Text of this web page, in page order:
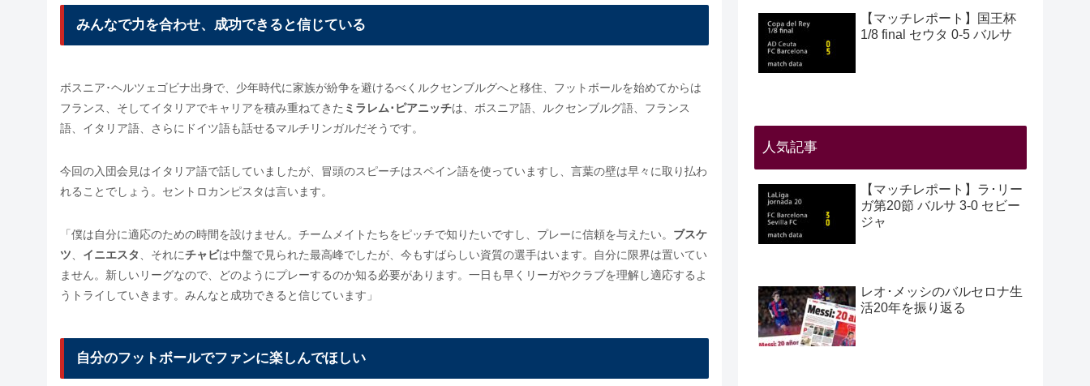
みんなで力を合わせ、成功できると信じている
ボスニア･ヘルツェゴビナ出身で、少年時代に家族が紛争を避けるべくルクセンブルグへと移住、フットボールを始めてからは
フランス、そしてイタリアでキャリアを積み重ねてきた ミラレム･ピアニッチは、ボスニア語、ルクセンブルグ語、フランス
語、イタリア語、さらにドイツ語も話せるマルチリンガルだそうです。
今回の入団会見はイタリア語で話していましたが、冒頭のスピーチはスペイン語を使っていますし、言葉の壁は早々に取り払わ
れることでしょう。セントロカンピスタは言います。
「僕は自分に適応のための時間を設けません。チームメイトたちをピッチで知りたいですし、プレーに信頼を与えたい。 ブスケ
ツ
イニエスタ 、それにチャビは中盤で見られた最高峰でしたが、今もすばらしい資質の選手はいます。自分に限界は置いてい
ません。新しいリーグなので、どのようにプレーするのか知る必要があります。一日も早くリーガやクラブを理解し適応するよ
うトライしていきます。みんなと成功できると信じています」
自分のフットボールでファンに楽しんでほしい
【マッチレポート】国王杯
1/8 final セウタ 0-5 バルサ
人気記事
【マッチレポート】ラ･リー
ガ第20節 バルサ 3-0 セビー
ジャ
レオ･メッシのバルセロナ生
活20年を振り返る